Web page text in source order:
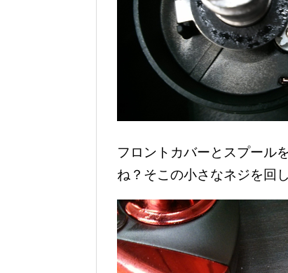
フロントカバーとスプール
ね？そこの小さなネジを回